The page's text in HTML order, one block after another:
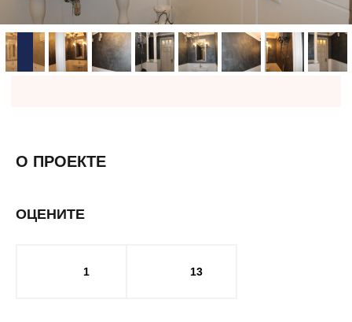
О ПРОЕКТЕ
ОЦЕНИТЕ
1 13